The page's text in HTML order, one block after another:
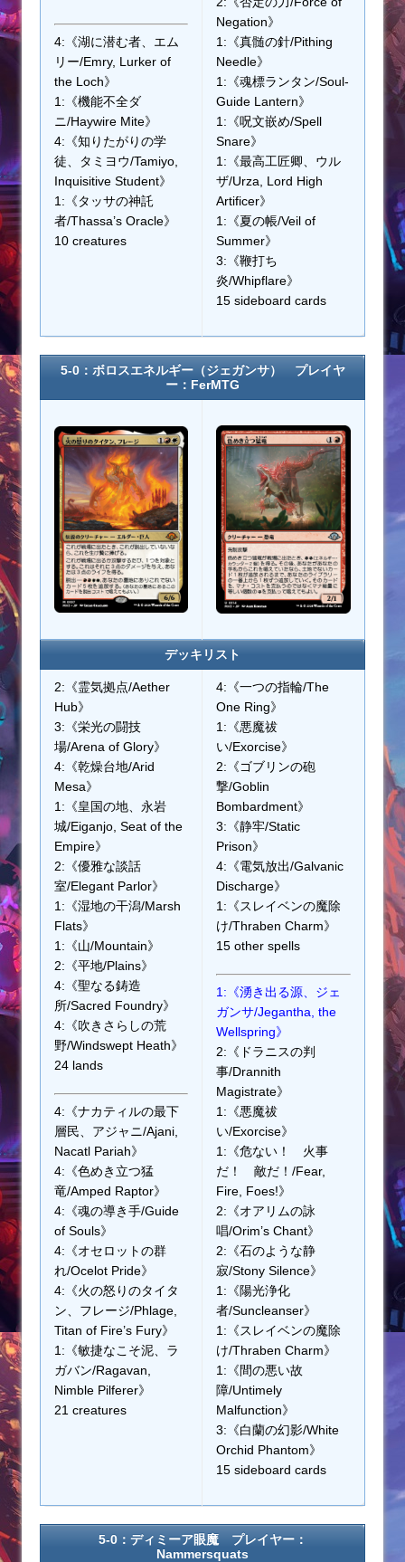
4:《湖に潜む者、エム
リー/Emry, Lurker of
the Loch》
1:《機能不全ダ
ニ/Haywire Mite》
4:《知りたがりの学
徒、タミヨウ/Tamiyo,
Inquisitive Student》
1:《タッサの神託
者/Thassa’s Oracle》
10 creatures
Negation》
1:《真髄の針/Pithing
Needle》
1:《魂標ランタン/Soul-
Guide Lantern》
1:《呪文嵌め/Spell
Snare》
1:《最高工匠卿、ウル
ザ/Urza, Lord High
Artificer》
1:《夏の帳/Veil of
Summer》
3:《鞭打ち
炎/Whipflare》
15 sideboard cards
5-0：ボロスエネルギー（ジェガンサ） プレイヤ
ー：FerMTG
デッキリスト
2:《霊気拠点/Aether
Hub》
3:《栄光の闘技
場/Arena of Glory》
4:《乾燥台地/Arid
Mesa》
1:《皇国の地、永岩
城/Eiganjo, Seat of the
Empire》
2:《優雅な談話
室/Elegant Parlor》
1:《湿地の干潟/Marsh
Flats》
1:《山/Mountain》
2:《平地/Plains》
4:《聖なる鋳造
所/Sacred Foundry》
4:《吹きさらしの荒
野/Windswept Heath》
24 lands
4:《ナカティルの最下
層民、アジャニ/Ajani,
Nacatl Pariah》
4:《色めき立つ猛
竜/Amped Raptor》
4:《魂の導き手/Guide
of Souls》
4:《オセロットの群
れ/Ocelot Pride》
4:《火の怒りのタイタ
ン、フレージ/Phlage,
Titan of Fire’s Fury》
1:《敏捷なこそ泥、ラ
ガバン/Ragavan,
Nimble Pilferer》
21 creatures
4:《一つの指輪/The
One Ring》
1:《悪魔祓
い/Exorcise》
2:《ゴブリンの砲
撃/Goblin
Bombardment》
3:《静牢/Static
Prison》
4:《電気放出/Galvanic
Discharge》
1:《スレイベンの魔除
け/Thraben Charm》
15 other spells
1:《湧き出る源、ジェ
ガンサ/Jegantha, the
Wellspring》
2:《ドラニスの判
事/Drannith
Magistrate》
1:《悪魔祓
い/Exorcise》
1:《危ない！ 火事
だ！ 敵だ！/Fear,
Fire, Foes!》
2:《オアリムの詠
唱/Orim’s Chant》
2:《石のような静
寂/Stony Silence》
1:《陽光浄化
者/Suncleanser》
1:《スレイベンの魔除
け/Thraben Charm》
1:《間の悪い故
障/Untimely
Malfunction》
3:《白蘭の幻影/White
Orchid Phantom》
15 sideboard cards
5-0：ディミーア眼魔 プレイヤー：
Nammersquats